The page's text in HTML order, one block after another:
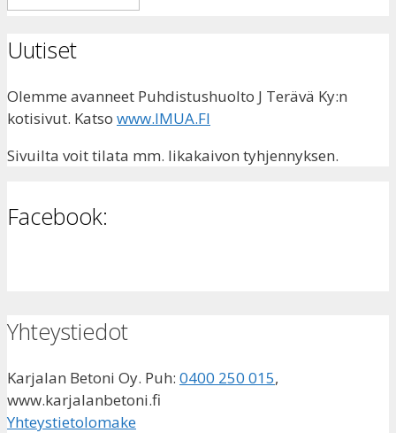
Uutiset
Olemme avanneet Puhdistushuolto J Terävä Ky:n
kotisivut. Katso www.IMUA.FI
Sivuilta voit tilata mm. likakaivon tyhjennyksen.
Facebook:
Yhteystiedot
Karjalan Betoni Oy. Puh: 0400 250 015,
www.karjalanbetoni.fi
Yhteystietolomake